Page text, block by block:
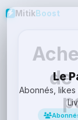
Mitik Boost
de
Le
Abonnés,